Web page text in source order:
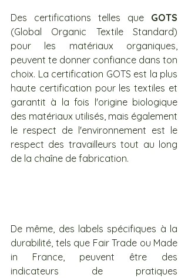
Des certifications telles que GOTS
(Global Organic Textile Standard)
pour les matériaux organiques,
peuvent te donner confiance dans ton
choix. La certification GOTS est la plus
haute certification pour les textiles et
garantit à la fois l'origine biologique
des matériaux utilisés, mais également
le respect de l'environnement est le
respect des travailleurs tout au long
de la chaîne de fabrication.
De même, des labels spécifiques à la
durabilité, tels que Fair Trade ou Made
in France, peuvent être des
indicateurs de pratiques